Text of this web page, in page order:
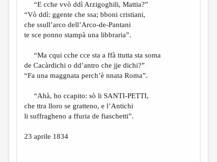
“E cche vvò ddì Arzigoghili, Mattia?”
“Vò ddì: ggente che ssa; bboni cristiani,
che ssull’arco dell’Arco-de-Pantani
te sce ponno stampà una libbraria”.
“Ma cqui cche cce sta a ffà ttutta sta soma
de Cacàrdichi o dd’antro che jje dichi?”
“Fa una maggnata perch’è nnata Roma”.
“Ahà, ho ccapito: sò li SANTI-PETTI,
che ttra lloro se gratteno, e l’Antichi
li suffragheno a ffuria de fiaschetti”.
23 aprile 1834